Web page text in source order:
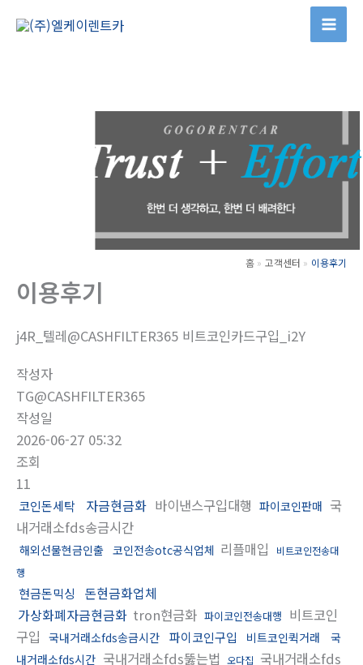
홈 고객센터 이용후기
이용후기
j4R_텔레@CASHFILTER365 비트코인카드구입_i2Y
작성자
TG@CASHFILTER365
작성일
2026-06-27 05:32
조회
11
코인돈세탁 자금현금화 바이낸스구입대행 파이코인판매 국
내거래소fds송금시간
해외선물현금인출 코인전송otc공식업체 리플매입
비트코인전송대
행
현금돈믹싱
돈현금화업체
가상화폐자금현금화 tron현금화 파이코인전송대행 비트코인
구입 국내거래소fds송금시간 파이코인구입 비트코인퀵거래
국
내거래소fds시간 국내거래소fds뚫는법 오다집 국내거래소fds